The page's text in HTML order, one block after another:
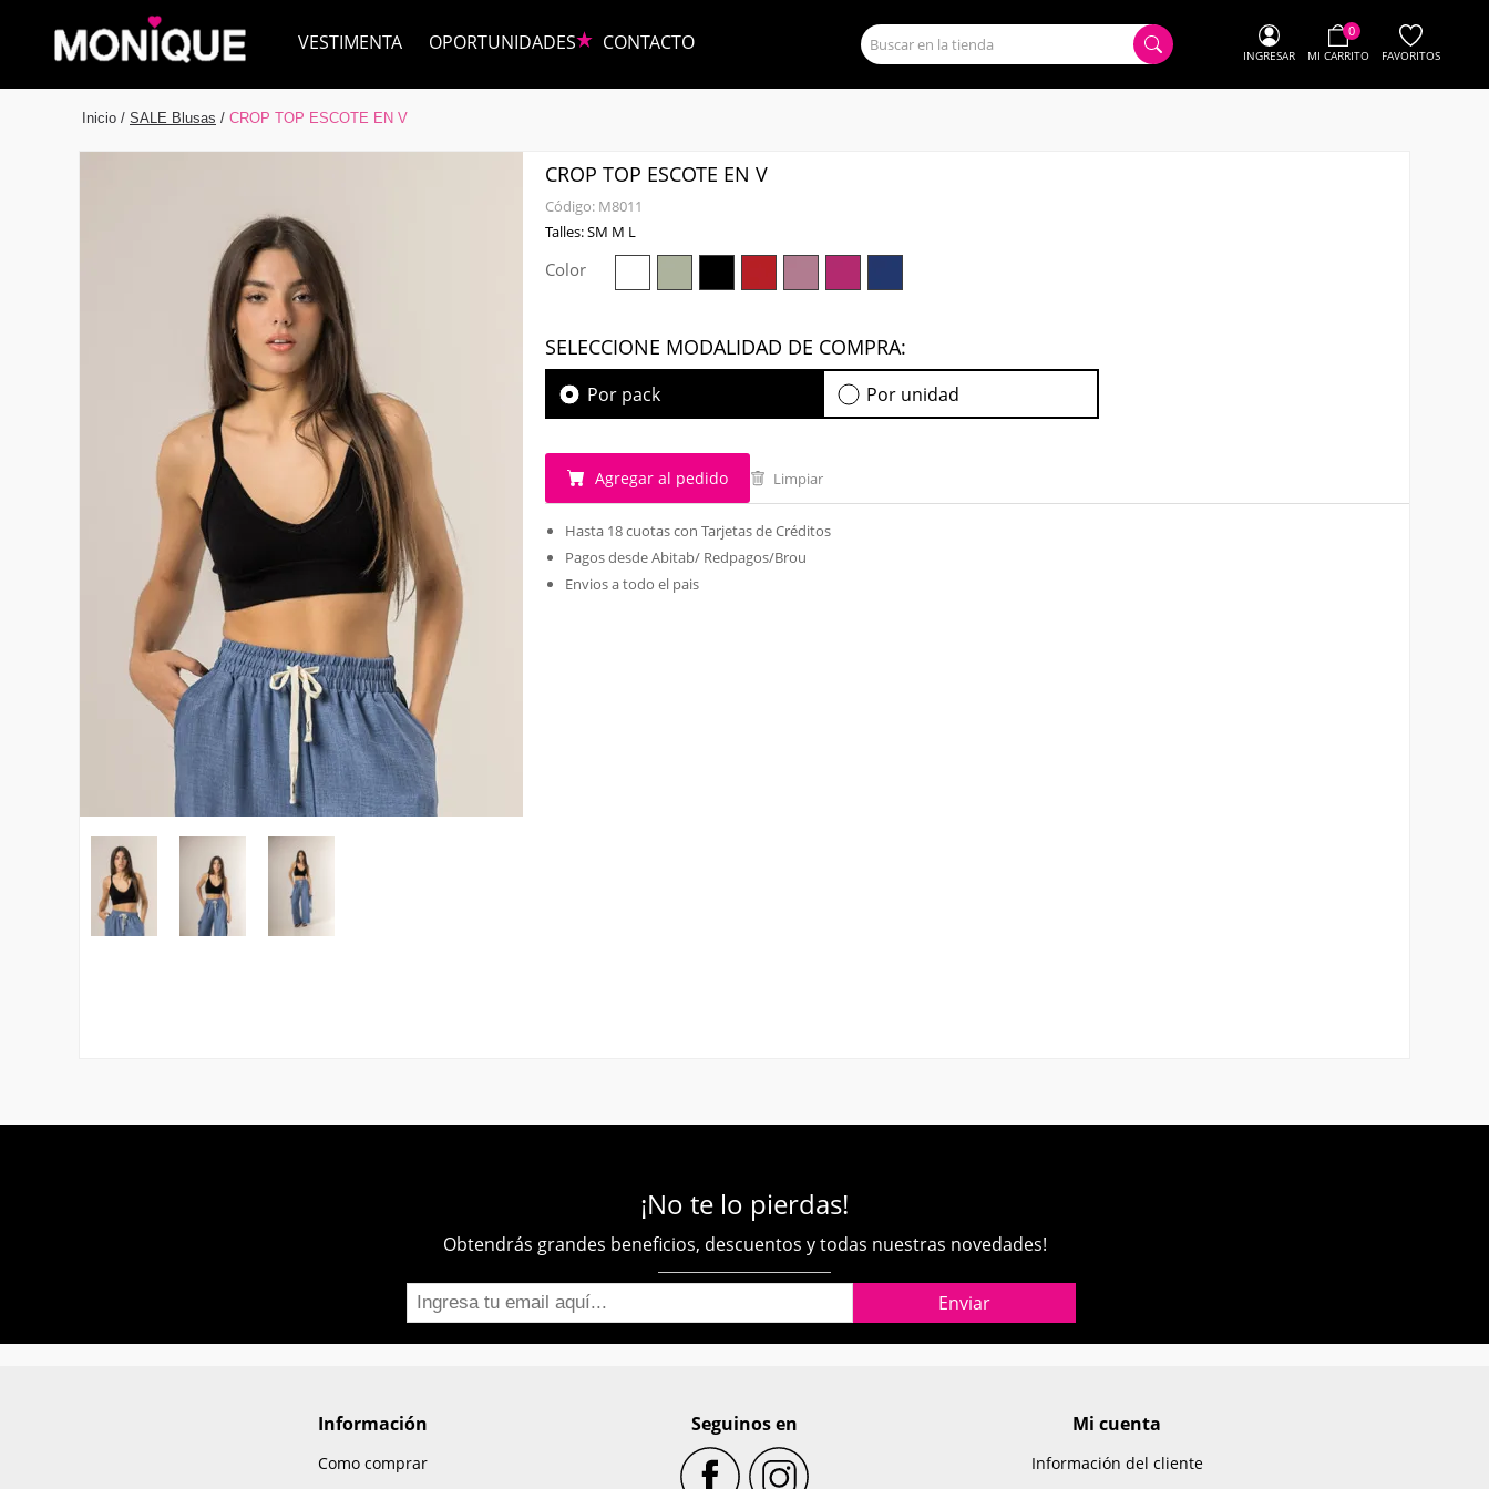
0
MI CARRITO FAVORITOS
INGRESAR
VESTIMENTA OPORTUNIDADES CONTACTO
Inicio / SALE Blusas / CROP TOP ESCOTE EN V
CROP TOP ESCOTE EN V
Código: M8011
Talles: SM M L
Color
SELECCIONE MODALIDAD DE COMPRA:
Por pack Por unidad
Agregar al pedido Limpiar
Hasta 18 cuotas con Tarjetas de Créditos
Pagos desde Abitab/ Redpagos/Brou
Envios a todo el pais
¡No te lo pierdas!
Obtendrás grandes beneficios, descuentos y todas nuestras novedades!
Información
Como comprar
Seguinos en Mi cuenta
Información del cliente